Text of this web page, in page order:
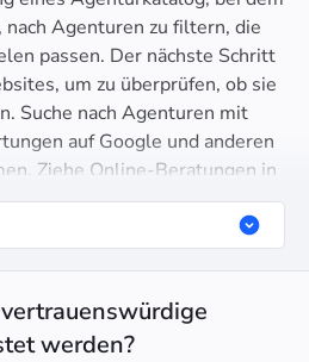
Agenturen zu filtern, die
passen. Der nächste Schritt
um zu überprüfen, ob sie
Suche nach Agenturen mit
auf Google und anderen
Ziehe Online-Beratungen in
und ihre
Ziele zu verstehen.
werden?